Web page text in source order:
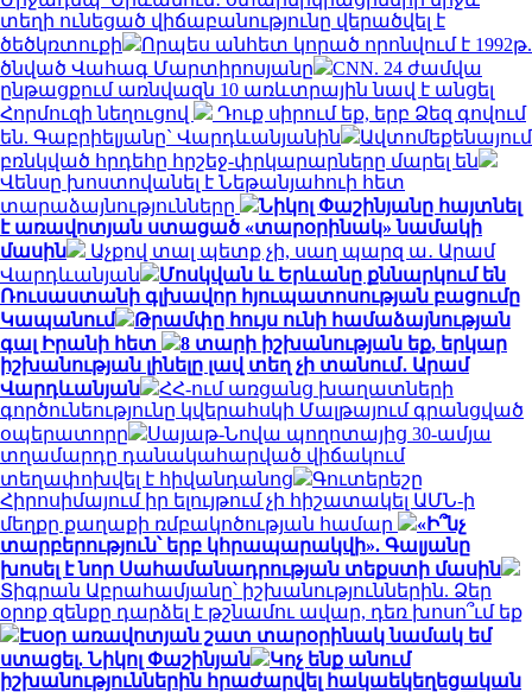
տեղի ունեցած վիճաբանությունը վերածվել է
ծեծկռտուքի
Որպես անհետ կորած որոնվում է 1992թ.
ծնված Վահագ Մարտիրոսյանը
CNN. 24 ժամվա
ընթացքում առնվազն 10 առևտրային նավ է անցել
Հորմուզի նեղուցով
Դուք սիրում եք, երբ Ձեզ գովում
են. Գաբրիելյանը` Վարդևանյանին
Ավտոմեքենայում
բռնկված հրդեհը հրշեջ-փրկարարները մարել են
Վենսը խոստովանել է Նեթանյահուի հետ
տարաձայնությունները
Նիկոլ Փաշինյանը հայտնել
է առավոտյան ստացած «տարօրինակ» նամակի
մասին
Աչքով տալ պետք չի, սաղ պարզ ա․ Արամ
Վարդևանյան
Մոսկվան և Երևանը քննարկում են
Ռուսաստանի գլխավոր հյուպատոսության բացումը
Կապանում
Թրամփը հույս ունի համաձայնության
գալ Իրանի հետ
8 տարի իշխանության եք, երկար
իշխանության լինելը լավ տեղ չի տանում․ Արամ
Վարդևանյան
ՀՀ-ում առցանց խաղատների
գործունեությունը կվերահսկի Մալթայում գրանցված
օպերատորը
Սայաթ-Նովա պողոտայից 30-ամյա
տղամարդը դանակահարված վիճակում
տեղափոխվել է հիվանդանոց
Գուտերեշը
Հիրոսիմայում իր ելույթում չի հիշատակել ԱՄՆ-ի
մեղքը քաղաքի ռմբակոծության համար
«Ի՞նչ
տարբերություն՝ երբ կհրապարակվի». Գալյանը
խոսել է նոր Սահամանադրության տեքստի մասին
Տիգրան Աբրահամյանը՝ իշխանություններին. Ձեր
օրոք զենքը դարձել է թշնամու ավար, դեռ խոսո՞ւմ եք
Էսօր առավոտյան շատ տարօրինակ նամակ եմ
ստացել. Նիկոլ Փաշինյան
Կոչ ենք անում
իշխանություններին հրաժարվել հակաեկեղեցական